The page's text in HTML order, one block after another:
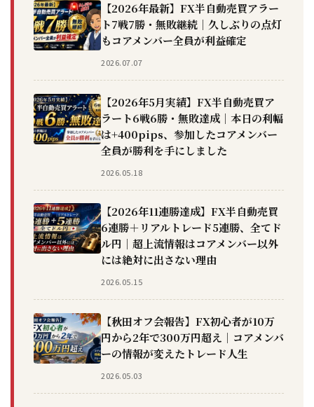
【2026年最新】FX半自動売買アラー
ト7戦7勝・無敗継続｜久しぶりの点灯
もコアメンバー全員が利益確定
2026.07.07
【2026年5月実績】FX半自動売買ア
ラート6戦6勝・無敗達成｜本日の利幅
は+400pips、参加したコアメンバー
全員が勝利を手にしました
2026.05.18
【2026年11連勝達成】FX半自動売買
6連勝＋リアルトレード5連勝、全てド
ル円｜超上流情報はコアメンバー以外
には絶対に出さない理由
2026.05.15
【秋田オフ会報告】FX初心者が10万
円から2年で300万円超え｜コアメンバ
ーの情報が変えたトレード人生
2026.05.03